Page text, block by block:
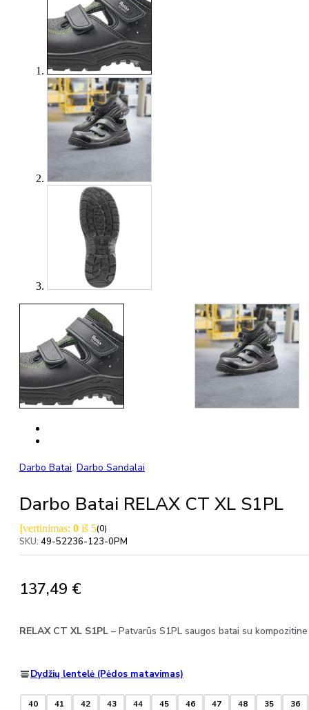
Darbo Batai, Darbo Sandalai
Darbo Batai RELAX CT XL S1PL
Įvertinimas: 0 iš 5(0)
SKU: 49-52236-123-0PM
137,49 €
RELAX CT XL S1PL – Patvarūs S1PL saugos batai su
Dydžių lentelė (Pėdos matavimas)
40 41 42 43 44 45 46 47 48 35 36